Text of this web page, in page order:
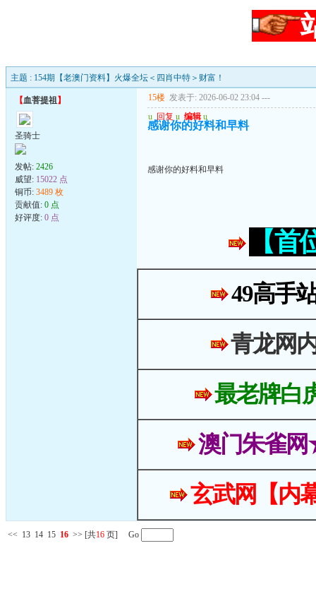
主题 : 154期【老澳门资料】火爆全坛＜四肖中特＞财富！
【血菩提祖 】
圣骑士
发帖: 2426
威望: 15022 点
铜币: 3489 枚
贡献值: 0 点
好评度: 0 点
15楼 发表于: 2026-06-02 23:04 ---
u 回复 u 编辑 u
感谢你的好料和早料
感谢你的好料和早料
【
49高手
青龙网
最老牌白
澳门朱雀
玄武网【内
<< 13 14 15 16 >> [共16 页] Go